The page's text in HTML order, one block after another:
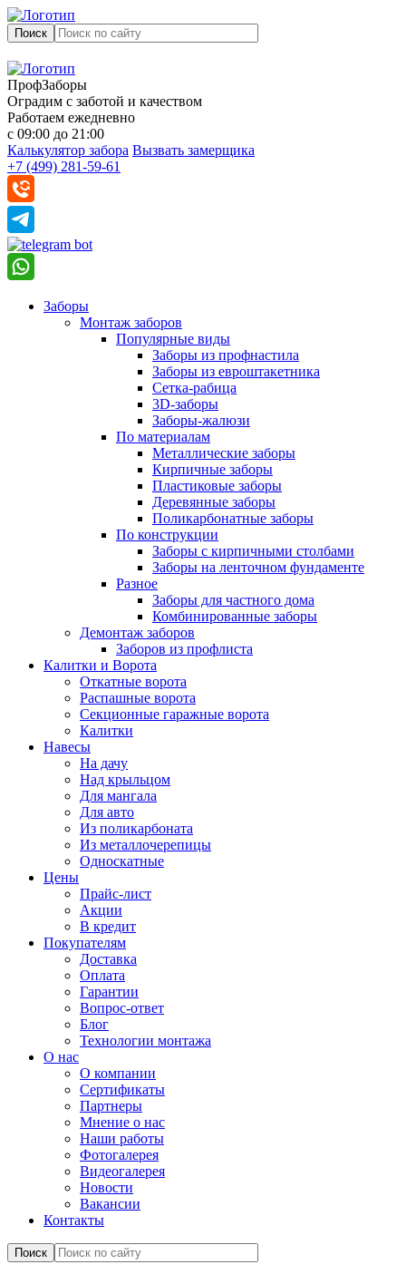
Поиск
ПрофЗаборы
Оградим с заботой и качеством
Работаем ежедневно
с 09:00 до 21:00
Калькулятор забора Вызвать замерщика
+7 (499) 281-59-61
Заборы
Монтаж заборов
Популярные виды
Заборы из профнастила
Заборы из евроштакетника
Сетка-рабица
3D-заборы
Заборы-жалюзи
По материалам
Металлические заборы
Кирпичные заборы
Пластиковые заборы
Деревянные заборы
Поликарбонатные заборы
По конструкции
Заборы с кирпичными столбами
Заборы на ленточном фундаменте
Разное
Заборы для частного дома
Комбинированные заборы
Демонтаж заборов
Заборов из профлиста
Калитки и Ворота
Откатные ворота
Распашные ворота
Секционные гаражные ворота
Калитки
Навесы
На дачу
Над крыльцом
Для мангала
Для авто
Из поликарбоната
Из металлочерепицы
Односкатные
Цены
Прайс-лист
Акции
В кредит
Покупателям
Доставка
Оплата
Гарантии
Вопрос-ответ
Блог
Технологии монтажа
О нас
О компании
Сертификаты
Партнеры
Мнение о нас
Наши работы
Фотогалерея
Видеогалерея
Новости
Вакансии
Контакты
Поиск